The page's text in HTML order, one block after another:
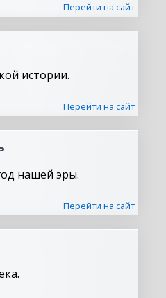
Перейти на сайт
истории.
Перейти на сайт
нашей эры.
Перейти на сайт